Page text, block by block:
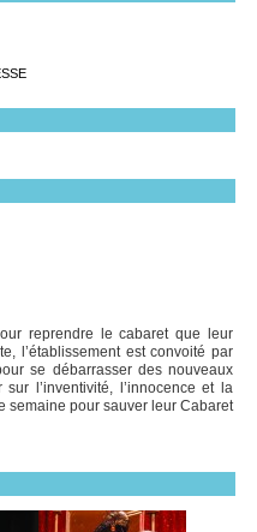
reprendre le cabaret que leur
l’établissement est convoité par
se débarrasser des nouveaux
l’inventivité, l’innocence et la
pour sauver leur Cabaret